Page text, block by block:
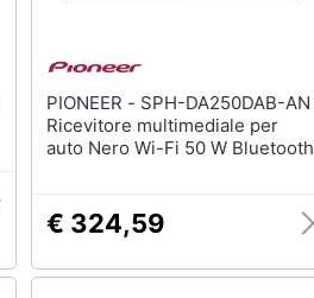
PIONEER - SPH-DA250DAB-AN
Ricevitore multimediale per
auto Nero Wi-Fi 50 W Bluetooth
€ 324,59